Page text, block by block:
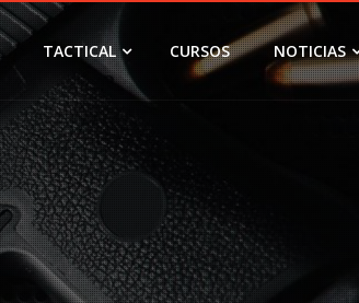
TACTICAL CURSOS NOTICIAS